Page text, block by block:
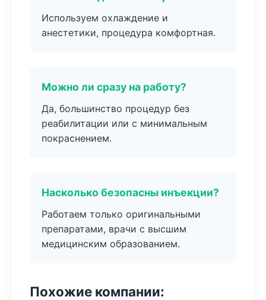
Используем охлаждение и
анестетики, процедура комфортная.
Можно ли сразу на работу?
Да, большинство процедур без
реабилитации или с минимальным
покраснением.
Насколько безопасны инъекции?
Работаем только оригинальными
препаратами, врачи с высшим
медицинским образованием.
Похожие компании: